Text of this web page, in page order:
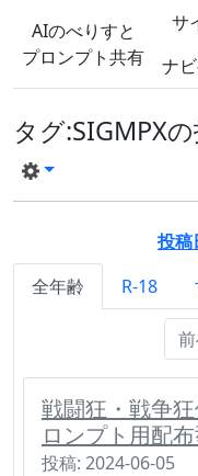
AIのべりすと
プロンプト共有
サ
ナ
タグ:SIGMPX
投稿
全年齢
R-18
戦闘狂・戦争
ロンプト用配布
投稿: 2024-06-05